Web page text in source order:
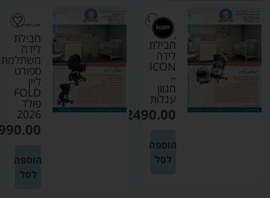
חבילת
לידה
ICON
–
מגוון
עגלות
₪2490.00
הוספה
לסל
חבילת
לידה
משתלמת
ספורט
ליין
FOLD
פולד
2026
הוספה
לסל